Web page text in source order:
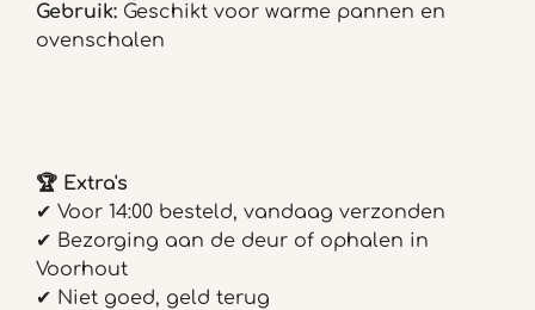
Gebruik: Geschikt voor warme pannen en
ovenschalen
🏆 Extra's
✔ Voor 14:00 besteld, vandaag verzonden
✔ Bezorging aan de deur of ophalen in
Voorhout
✔ Niet goed, geld terug